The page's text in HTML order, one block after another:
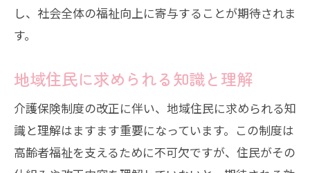
し、社会全体の福祉向上に寄与することが期待されま
す。
地域住民に求められる知識と理解
介護保険制度の改正に伴い、地域住民に求められる知
識と理解はますます重要になっています。この制度は
高齢者福祉を支えるために不可欠ですが、住民がその